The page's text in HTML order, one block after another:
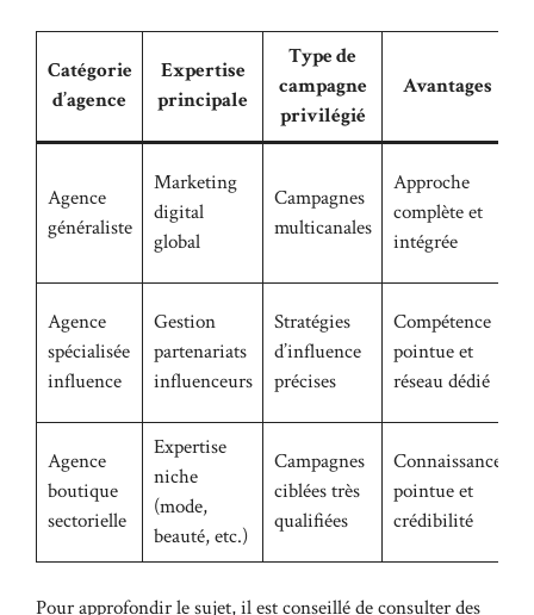
Catégorie
d’agence
Expertise
principale
Type de
campagne
privilégié
Avantages
Agence
généraliste
Marketing
digital
global
Campagnes
multicanales
Approche
complète et
intégrée
Agence
spécialisée
influence
Gestion
partenariats
influenceurs
Stratégies
d’influence
précises
Compétence
pointue et
réseau dédié
Agence
boutique
sectorielle
Expertise
niche
(mode,
beauté, etc.)
Campagnes
ciblées très
qualifiées
Connaissance
pointue et
crédibilité
Pour approfondir le sujet, il est conseillé de consulter des